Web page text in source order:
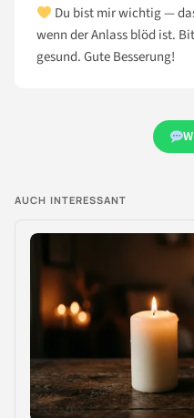
Du bist mir wichtig —
wenn der Anlass blöd ist.
gesund. Gute Besserung!
AUCH INTERESSANT